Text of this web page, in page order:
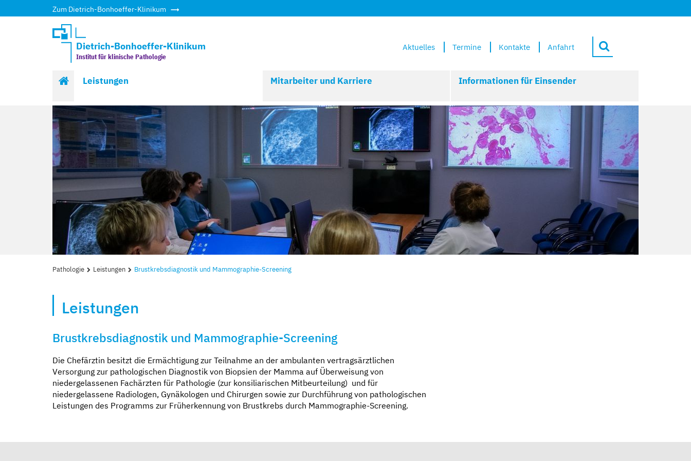
Zum Dietrich-Bonhoeffer-Klinikum
Dietrich-Bonhoeffer-Klinikum
Institut für klinische Pathologie
Aktuelles Termine Kontakte Anfahrt
Start
Leistungen Mitarbeiter und Karriere Informationen für Einsender
Pathologie Leistungen Brustkrebsdiagnostik und Mammographie-Screening
Leistungen
Brustkrebsdiagnostik und Mammographie-Screening
Die Chefärztin besitzt die Ermächtigung zur Teilnahme an der ambulanten vertragsärztlichen
Versorgung zur pathologischen Diagnostik von Biopsien der Mamma auf Überweisung von
niedergelassenen Fachärzten für Pathologie (zur konsiliarischen Mitbeurteilung) und für
niedergelassene Radiologen, Gynäkologen und Chirurgen sowie zur Durchführung von pathologischen
Leistungen des Programms zur Früherkennung von Brustkrebs durch Mammographie-Screening.